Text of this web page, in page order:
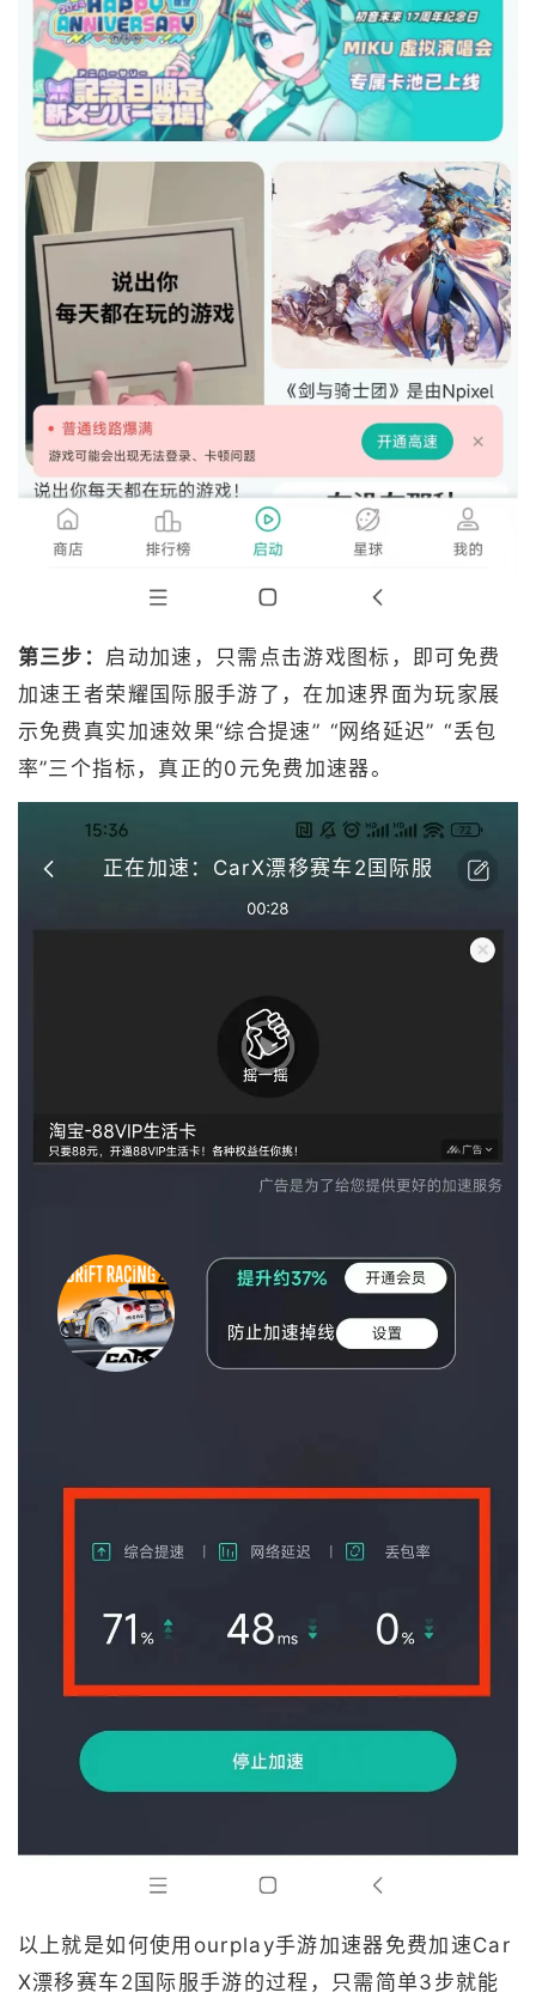
第三步： 启动加速，只需点击游戏图标，即可免费
加速王者荣耀国际服手游了，在加速界面为玩家展
示免费真实加速效果“综合提速” “网络延迟” “丢包
率”三个指标，真正的0元免费加速器。
正在加速：CarX漂移赛车2国际服
以上就是如何使用ourplay手游加速器免费加速Car
X漂移赛车2国际服手游的过程，只需简单3步就能